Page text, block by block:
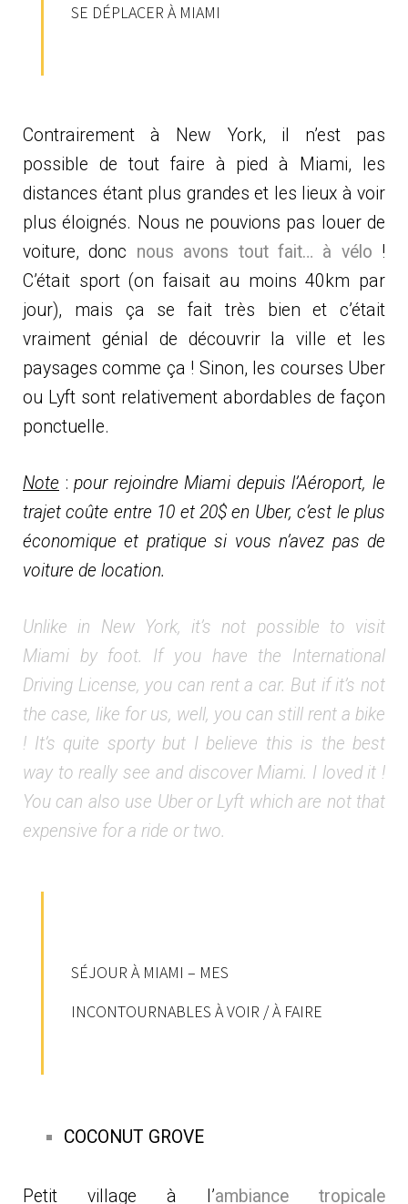
SE DÉPLACER À MIAMI
Contrairement à New York, il n’est pas
possible de tout faire à pied à Miami, les
distances étant plus grandes et les lieux à voir
plus éloignés. Nous ne pouvions pas louer de
voiture, donc nous avons tout fait… à vélo !
C’était sport (on faisait au moins 40km par
jour), mais ça se fait très bien et c’était
vraiment génial de découvrir la ville et les
paysages comme ça ! Sinon, les courses Uber
ou Lyft sont relativement abordables de façon
ponctuelle.
Note :pour rejoindre Miami depuis l’Aéroport, le
trajet coûte entre 10 et 20$ en Uber, c’est le plus
économique et pratique si vous n’avez pas de
voiture de location.
Unlike in New York, it’s not possible to visit
Miami by foot. If you have the International
Driving License, you can rent a car. But if it’s not
the case, like for us, well, you can still rent a bike
! It’s quite sporty but I believe this is the best
way to really see and discover Miami. I loved it !
You can also use Uber or Lyft which are not that
expensive for a ride or two.
SÉJOUR À MIAMI – MES
INCONTOURNABLES À VOIR / À FAIRE
COCONUT GROVE
Petit village à l’ambiance tropicale